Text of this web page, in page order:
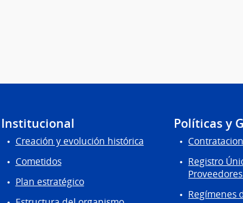
Institucional
Creación y evolución histórica
Cometidos
Plan estratégico
Políticas y
Registro
Regímenes